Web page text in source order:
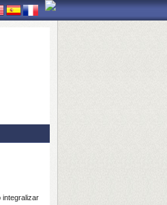
integralizar